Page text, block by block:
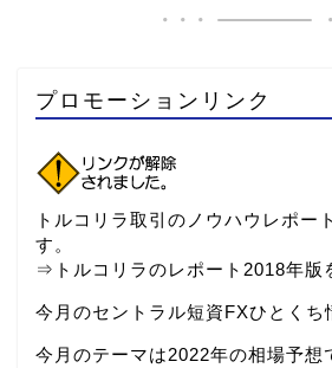
プロモーションリンク
トルコリラ取引のノウハウレポー
す。
⇒ トルコリラのレポート2018年版
今月のセントラル短資FXひとくち
今月のテーマは2022年の相場予想